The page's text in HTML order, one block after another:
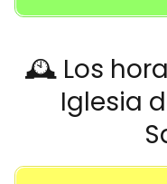
🕰️ Los
Iglesia